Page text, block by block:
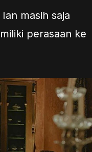
masih saja
perasaan ke